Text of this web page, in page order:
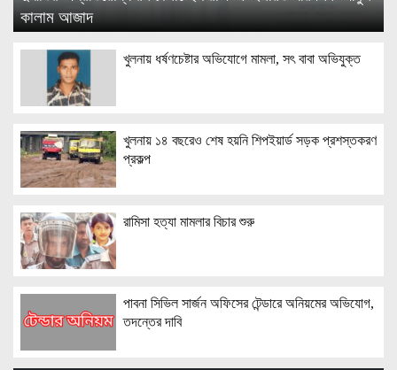
কালাম আজাদ
খুলনায় ধর্ষণচেষ্টার অভিযোগে মামলা, সৎ বাবা অভিযুক্ত
খুলনায় ১৪ বছরেও শেষ হয়নি শিপইয়ার্ড সড়ক প্রশস্তকরণ
প্রকল্প
রামিসা হত্যা মামলার বিচার শুরু
পাবনা সিভিল সার্জন অফিসের টেন্ডারে অনিয়মের অভিযোগ,
তদন্তের দাবি